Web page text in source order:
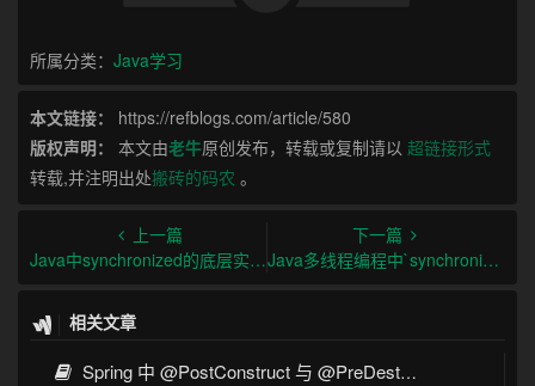
所属分类： Java学习
本文链接：
https://refblogs.com/article/580
版权声明：
本文由老牛原创发布，转载或复制请以 超链接形式
转载,并注明出处搬砖的码农 。
上一篇
Java中synchronized的底层实现原理与线程安全
下一篇
Java多线程编程中`synchronized`锁升级的原理及实例
相关文章
Spring 中 @PostConstruct 与 @PreDestroy 的完整与实战